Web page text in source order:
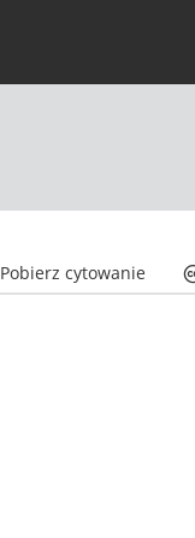
Pobierz cytowanie